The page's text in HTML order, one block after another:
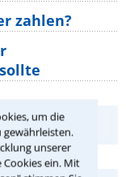
um die
unserer
Cookies ein. Mit
zahlen?